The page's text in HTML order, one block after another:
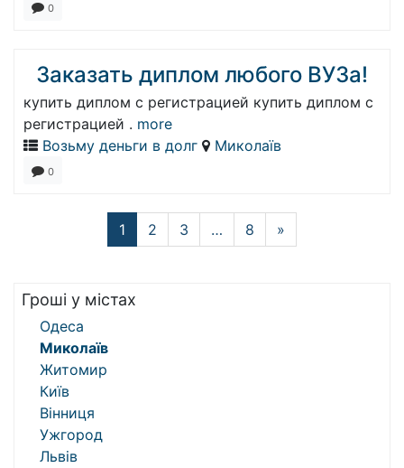
0
Заказать диплом любого ВУЗа!
купить диплом с регистрацией купить диплом с
регистрацией . more
Возьму деньги в долг
Миколаїв
0
1 2 3 … 8 »
Гроші у містах
Одеса
Миколаїв
Житомир
Київ
Вінниця
Ужгород
Львів